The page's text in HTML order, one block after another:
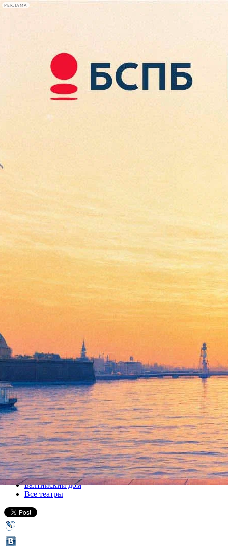
РЕКЛАМА
Сегодня:
2026.08.08
07:32
Афиша Plus
Верю, не верю
03 октября 2011, понедельник,19.30
Версия для печати
Все спектакли
Балтийский дом
Все театры